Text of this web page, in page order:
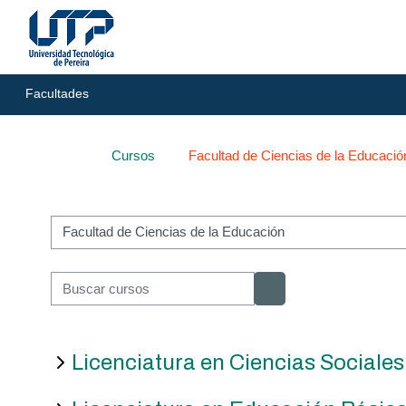
Salta al contenido principal
UTP
UTP
Facultades
Cursos Facultad de Ciencias de la
Categorías
Buscar cursos
Licenciatura en Ciencias Sociales